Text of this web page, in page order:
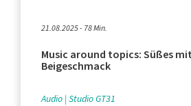
21.08.2025 - 78 Min.
Music around topics: Süßes
Beigeschmack
Audio Studio GT31